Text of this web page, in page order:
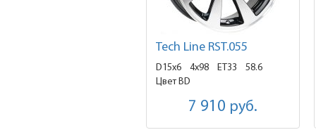
Tech Line RST.055
D15x6 4x98 ET33
58.6
Цвет BD
7 910 руб.